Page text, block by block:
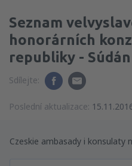
Seznam
honorárních
republiky - Súdán
Sdílejte:
Poslední aktualizace:
Czeskie ambasady i konsulaty